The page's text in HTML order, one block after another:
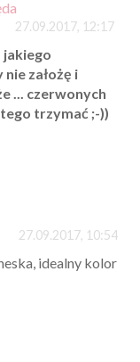
27.09.2017, 12:17
jakiego
założę i
... czerwonych
trzymać ;-))
27.09.2017, 10:54
idealny kolor